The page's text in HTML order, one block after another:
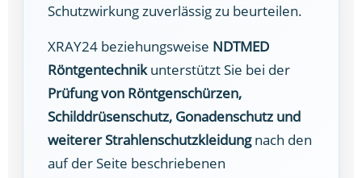
Schutzwirkung zuverlässig zu beurteilen.
XRAY24 beziehungsweise NDTMED
Röntgentechnikunterstützt Sie bei der
Prüfung von Röntgenschürzen,
Schilddrüsenschutz, Gonadenschutz und
weiterer Strahlenschutzkleidungnach den
auf der Seite beschriebenen